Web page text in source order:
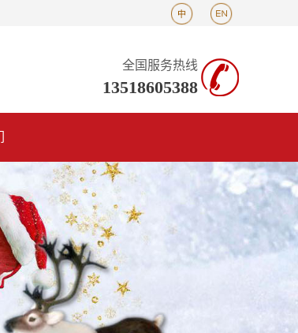
全国服务热线
13518605388